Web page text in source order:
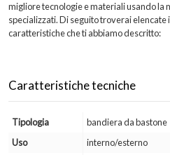
migliore tecnologie e materiali usando la
specializzati. Di seguito troverai
caratteristiche che ti abbiamo descritto:
Caratteristiche tecniche
Tipologia
bandiera da bastone
Uso
interno/esterno